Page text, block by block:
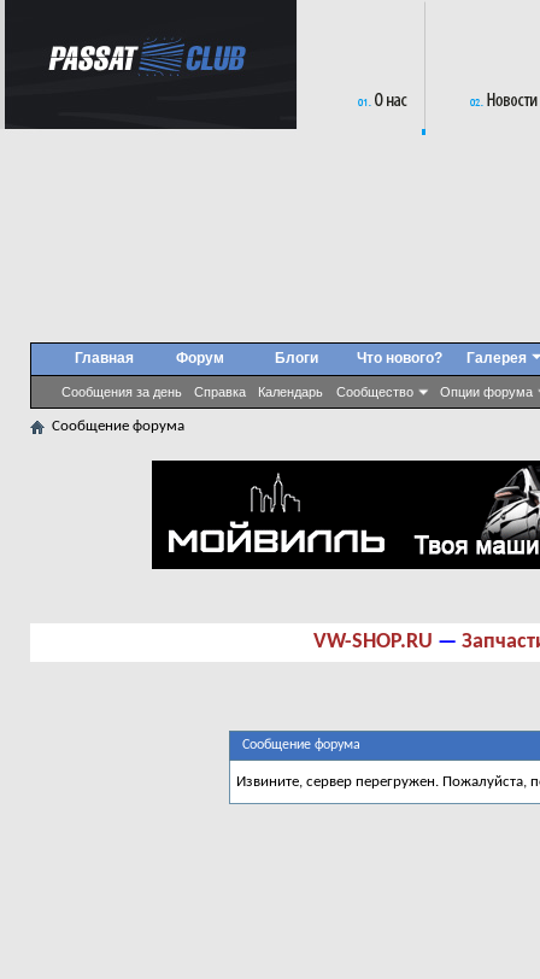
Главная Форум
Сообщения за день Справка Календарь Сообщество Опции форума
Блоги Что нового? Галерея
Сообщение форума
VW-SHOP.RU —
Сообщение форума
Извините, сервер перегружен. Пожалуйста,